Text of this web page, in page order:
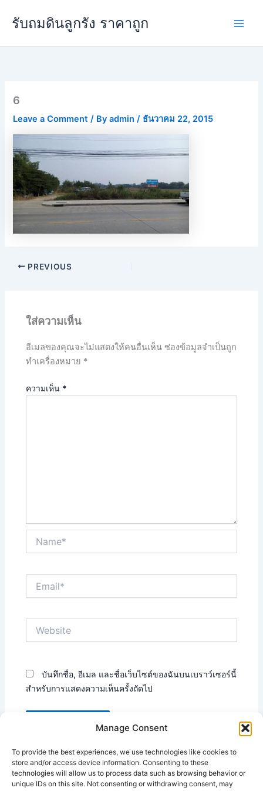
Manage Consent
To provide the best experiences, we use technologies like cookies to
store and/or access device information. Consenting to these
technologies will allow us to process data such as browsing behavior or
unique IDs on this site. Not consenting or withdrawing consent, may
รับถมดินลูกรัง ราคาถูก
6
Leave a Comment / Byadmin/ ธันวาคม 22, 2015
PREVIOUS
ใส่ความเห็น
อีเมลของคุณจะไม่แสดงให้คนอื่นเห็น ช่องข้อมูลจำเป็นถูก
ทำเครื่องหมาย *
ความเห็น *
บันทึกชื่อ, อีเมล และชื่อเว็บไซต์ของฉันบนเบราว์เซอร์นี้
สำหรับการแสดงความเห็นครั้งถัดไป
This site uses Akismet to reduce spam.Learn how your
comment data is processed.